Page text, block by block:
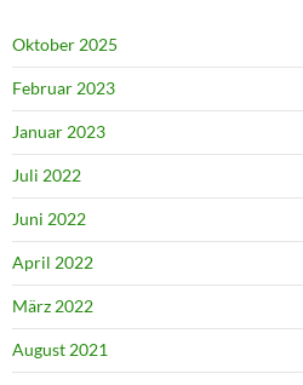
Oktober 2025
Februar 2023
Januar 2023
Juli 2022
Juni 2022
April 2022
März 2022
August 2021